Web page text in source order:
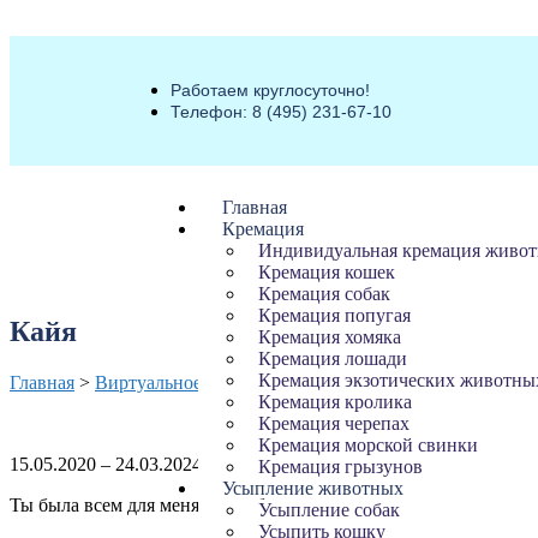
Работаем круглосуточно!
Телефон: 8 (495) 231-67-10
Главная
Кремация
Индивидуальная кремация
Кремация кошек
Кремация собак
Кремация попугая
Кремация хомяка
Кремация лошади
Кремация экзотических
Кремация кролика
Кремация черепах
Кремация морской свинки
Кремация грызунов
Усыпление животных
Усыпление собак
Усыпить кошку
Кайя
Главная > Виртуальное кладбище животных >Кайя
15.05.2020 – 24.03.2024
Ты была всем для меня, спасибо, что дала мне смысл жить